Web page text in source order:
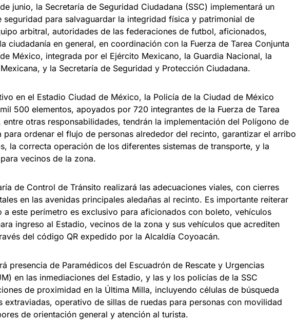
junio, la Secretaría de Seguridad Ciudadana (SSC) implementará un
seguridad para salvaguardar la integridad física y patrimonial de
arbitral, autoridades de las federaciones de futbol, aficionados,
ciudadanía en general, en coordinación con la Fuerza de Tarea Conjunta
México, integrada por el Ejército Mexicano, la Guardia Nacional, la
y la Secretaría de Seguridad y Protección Ciudadana.
en el Estadio Ciudad de México, la Policía de la Ciudad de México
500 elementos, apoyados por 720 integrantes de la Fuerza de Tarea
entre otras responsabilidades, tendrán la implementación del Polígono de
para ordenar el flujo de personas alrededor del recinto, garantizar el arribo
la correcta operación de los diferentes sistemas de transporte, y la
vecinos de la zona.
de Control de Tránsito realizará las adecuaciones viales, con cierres
en las avenidas principales aledañas al recinto. Es importante reiterar
a este perímetro es exclusivo para aficionados con boleto, vehículos
ingreso al Estadio, vecinos de la zona y sus vehículos que acrediten
del código QR expedido por la Alcaldía Coyoacán.
presencia de Paramédicos del Escuadrón de Rescate y Urgencias
en las inmediaciones del Estadio, y las y los policías de la SSC
de proximidad en la Última Milla, incluyendo células de búsqueda
extraviadas, operativo de sillas de ruedas para personas con movilidad
de orientación general y atención al turista.